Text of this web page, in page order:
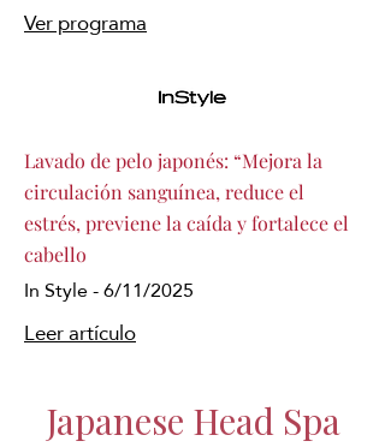
Ver programa
Lavado de pelo japonés: “Mejora la
circulación sanguínea, reduce el
estrés, previene la caída y fortalece el
cabello
In Style - 6/11/2025
Leer artículo
Japanese Head Spa